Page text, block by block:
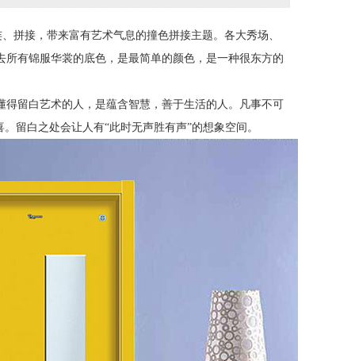
拼接，带来富有艺术气息的撞色拼接主题。各大秀场、
所有锦服华裳的底色，是最简单的颜色，是一种很东方的
留白艺术的人，是蕴含智慧，善于生活的人。凡事不可
留白之处会让人有“此时无声胜有声”的想象空间。